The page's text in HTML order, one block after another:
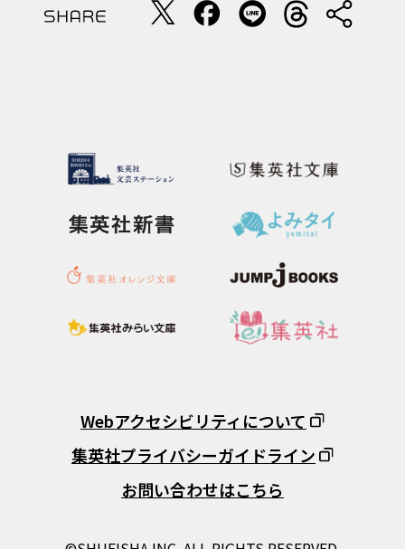
Webアクセシビリティについて
集英社プライバシーガイドライン
お問い合わせはこちら